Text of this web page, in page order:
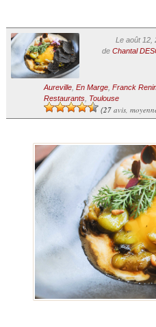
Le août 12,
de Chantal
Aureville, En Marge, Franck
Restaurants, Toulouse
(27avis,